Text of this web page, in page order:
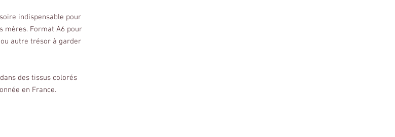
indispensable pour
mères. Format A6 pour
autre trésor à garder
des tissus colorés
en France.